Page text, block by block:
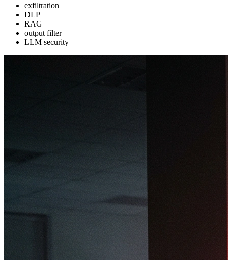
exfiltration
DLP
RAG
output filter
LLM security